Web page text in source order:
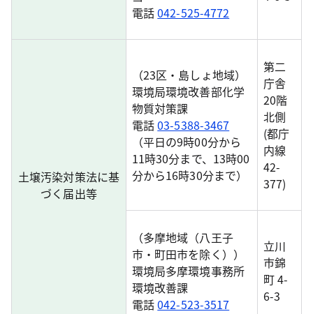
電話042-525-4772
土壌汚染対策法に基
づく届出等
（23区・島しょ地域）
環境局環境改善部化学
物質対策課
電話03-5388-3467
（平日の9時00分から
11時30分まで、13時00
分から16時30分まで）
第二
庁舎
20階
北側
(都庁
内線
42-
377)
（多摩地域（八王子
市・町田市を除く））
環境局多摩環境事務所
環境改善課
電話042-523-3517
立川
市錦
町 4-
6-3